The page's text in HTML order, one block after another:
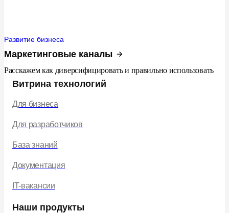
Развитие бизнеса
Маркетинговые каналы
Расскажем как диверсифицировать и правильно использовать
Витрина технологий
Для бизнеса
Для разработчиков
База знаний
Документация
IT-вакансии
Наши продукты